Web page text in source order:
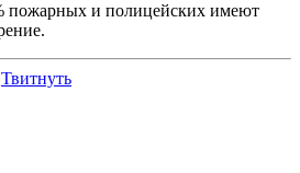
пожарных и полицейских имеют
Твитнуть